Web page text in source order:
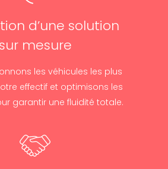
d’une solution
sur mesure
les véhicules les plus
effectif et optimisons les
garantir une fluidité totale.